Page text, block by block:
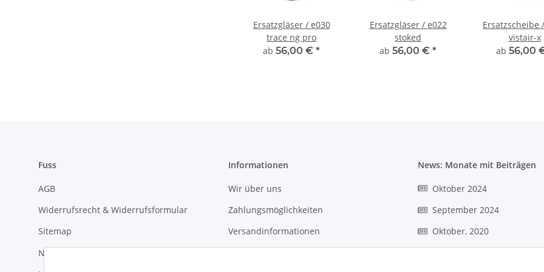
Ersatzgläser / e030
trace ng pro
ab 56,00 € *
Ersatzgläser / e022
stoked
ab 56,00 € *
Ersatzscheibe
vistair-x
ab 56,00
Fuss
AGB
Widerrufsrecht & Widerrufsformular
Sitemap
News
Informationen
Wir über uns
Zahlungsmöglichkeiten
Versandinformationen
News: Monate mit Beiträgen
Oktober 2024
September 2024
Oktober, 2020